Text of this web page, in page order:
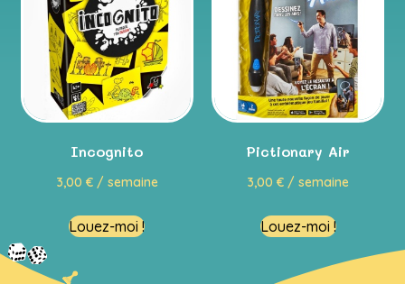
Incognito
3,00 €/ semaine
Louez-moi !
Pictionary Air
3,00€ / semaine
Louez-moi !